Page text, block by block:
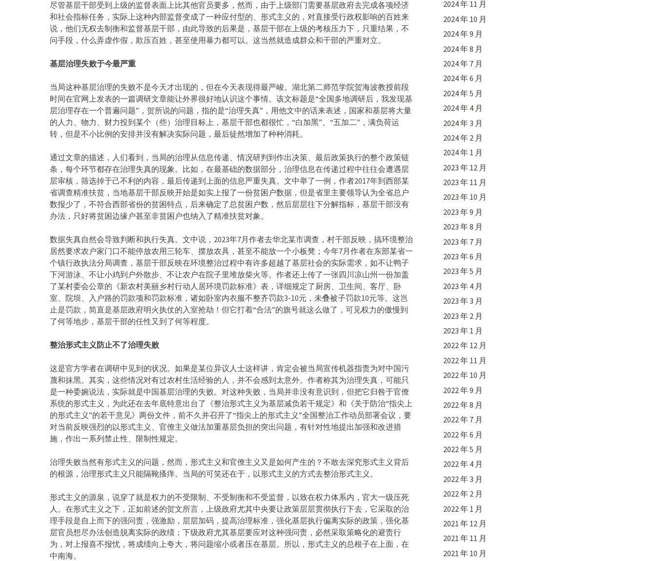
尽管基层干部受到上级的监督表面上比其他官员要多，然而，由于上级部门需要基层政府去完成各项经济
和社会指标任务，实际上这种内部监督变成了一种应付型的、形式主义的，对直接受行政权影响的百姓来
说，他们无权去制衡和监督基层干部，由此导致的后果是，基层干部在上级的考核压力下，只重结果，不
问手段，什么弄虚作假，欺压百姓，甚至使用暴力都可以。这当然就造成群众和干部的严重对立。
基层治理失败于今最严重
当局这种基层治理的失败不是今天才出现的，但在今天表现得最严峻。湖北第二师范学院贺海波教授前段
时间在官网上发表的一篇调研文章能让外界很好地认识这个事情。该文标题是“全国多地调研后，我发现基
层治理存在一个普遍问题”，贺所说的问题，指的是“治理失真”，用他文中的话来表述，国家和基层将大量
的人力、物力、财力投到某个（些）治理目标上，基层干部也都很忙，“白加黑”、“五加二”，满负荷运
转，但是不小比例的安排并没有解决实际问题，最后徒然增加了种种消耗。
通过文章的描述，人们看到，当局的治理从信息传递、情况研判到作出决策、最后政策执行的整个政策链
条，每个环节都存在治理失真的现象。比如，在最基础的数据部分，治理信息在传递过程中往往会遭遇层
层审核，筛选掉于己不利的内容，最后传递到上面的信息严重失真。文中举了一例，作者2017年到西部某
省调查精准扶贫，当地基层干部反映开始是如实上报了一份贫困户数据，但是省里主要领导认为全省总户
数报少了，不符合西部省份的贫困特点，后来确定了总贫困户数，然后层层往下分解指标，基层干部没有
办法，只好将贫困边缘户甚至非贫困户也纳入了精准扶贫对象。
数据失真自然会导致判断和执行失真。文中说，2023年7月作者去华北某市调查，村干部反映，搞环境整治
居然要求农户家门口不能停放农用三轮车、摆放农具，甚至不能放一个小板凳；今年7月作者在东部某省一
个镇行政执法分局调查，基层干部反映在环境整治过程中有许多超越了基层社会的实际需求，如不让鸭子
下河游泳、不让小鸡到户外散步、不让农户在院子里堆放柴火等。作者还上传了一张四川凉山州一份加盖
了某村委会公章的《新农村美丽乡村行动人居环境罚款标准》表，详细规定了厨房、卫生间、客厅、卧
室、院坝、入户路的罚款项和罚款标准，诸如卧室内衣服不整齐罚款3-10元，未叠被子罚款10元等。这岂
止是罚款，简直是基层政府明火执仗的入室抢劫！但它打着“合法”的旗号就这么做了，可见权力的傲慢到
了何等地步，基层干部的任性又到了何等程度。
整治形式主义防止不了治理失败
这是官方学者在调研中见到的状况。如果是某位异议人士这样讲，肯定会被当局宣传机器指责为对中国污
蔑和抹黑。其实，这些情况对有过农村生活经验的人，并不会感到太意外。作者称其为治理失真，可能只
是一种委婉说法，实际就是中国基层治理的失败。对这种失败，当局并非没有意识到，但把它归咎于官僚
系统的形式主义，为此还在去年底特意出台了《整治形式主义为基层减负若干规定》和《关于防治“指尖上
的形式主义”的若干意见》两份文件，前不久并召开了“指尖上的形式主义”全国整治工作动员部署会议，要
对当前反映强烈的以形式主义、官僚主义做法加重基层负担的突出问题，有针对性地提出加强和改进措
施，作出一系列禁止性、限制性规定。
治理失败当然有形式主义的问题，然而，形式主义和官僚主义又是如何产生的？不敢去深究形式主义背后
的根源，治理形式主义只能隔靴搔痒。当局的可笑还在于，以形式主义的方式去整治形式主义。
形式主义的源泉，说穿了就是权力的不受限制、不受制衡和不受监督，以致在权力体系内，官大一级压死
人。在形式主义之下，正如前述的贺文所言，上级政府尤其中央要让政策层层贯彻执行下去，它采取的治
理手段是自上而下的强问责，强激励，层层加码，提高治理标准，强化基层执行偏离实际的政策，强化基
层官员想尽办法创造脱离实际的政绩；下级政府尤其基层要应对这种强问责，必然采取策略化的避责行
为，对上报喜不报忧，将成绩向上夸大，将问题缩小或者压在基层。所以，形式主义的总根子在上面，在
中南海。
2024 年 11 月
2024 年 10 月
2024 年 9 月
2024 年 8 月
2024 年 7 月
2024 年 6 月
2024 年 5 月
2024 年 4 月
2024 年 3 月
2024 年 2 月
2024 年 1 月
2023 年 12 月
2023 年 11 月
2023 年 10 月
2023 年 9 月
2023 年 8 月
2023 年 7 月
2023 年 6 月
2023 年 5 月
2023 年 4 月
2023 年 3 月
2023 年 2 月
2023 年 1 月
2022 年 12 月
2022 年 11 月
2022 年 10 月
2022 年 9 月
2022 年 8 月
2022 年 7 月
2022 年 6 月
2022 年 5 月
2022 年 4 月
2022 年 3 月
2022 年 2 月
2022 年 1 月
2021 年 12 月
2021 年 11 月
2021 年 10 月